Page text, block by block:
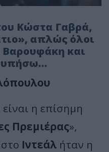
Κώστα Γαβρά,
απλώς όλοι
Βαρουφάκη και
η επίσημη
Πρεμιέρας»,
Ιντεάλ ήταν η